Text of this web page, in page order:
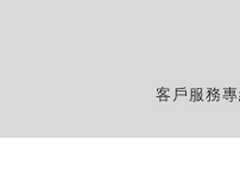
客戶服務